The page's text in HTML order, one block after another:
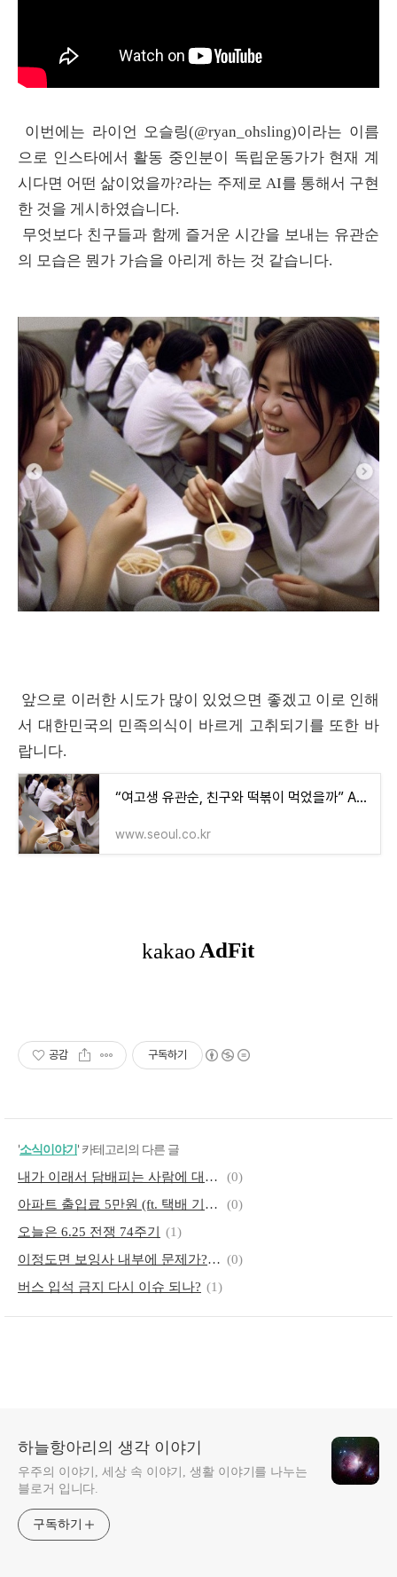
이번에는 라이언 오슬링(@ryan_ohsling)이라는 이름
으로 인스타에서 활동 중인분이 독립운동가가 현재 계
시다면 어떤 삶이었을까?라는 주제로 AI를 통해서 구현
한 것을 게시하였습니다.
무엇보다 친구들과 함께 즐거운 시간을 보내는 유관순
의 모습은 뭔가 가슴을 아리게 하는 것 같습니다.
앞으로 이러한 시도가 많이 있었으면 좋겠고 이로 인해
서 대한민국의 민족의식이 바르게 고취되기를 또한 바
랍니다.
“여고생 유관순, 친구와 떡볶이 먹었을까” AI가 그린 독립운동가 모습에 뭉클
www.seoul.co.kr
공감 구독하기
'소식이야기' 카테고리의 다른 글
내가 이래서 담배피는 사람에 대한 편견이 존재하는 것이다
(0)
아파트 출입료 5만원 (ft. 택배 기사에게 부과)
(0)
오늘은 6.25 전쟁 74주기
(1)
이정도면 보잉사 내부에 문제가? 이번에는 대한항공 737맥스 긴급 회항 (0)
버스 입석 금지 다시 이슈 되나? (1)
하늘항아리의 생각 이야기
우주의 이야기, 세상 속 이야기, 생활 이야기를 나누는
블로거 입니다.
구독하기